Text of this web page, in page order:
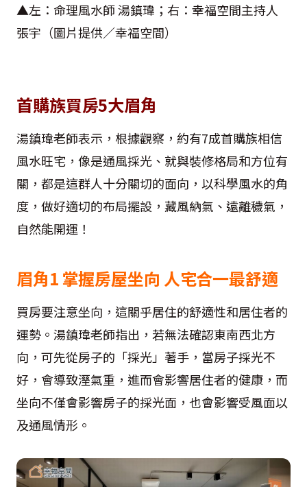
▲左：命理風水師 湯鎮瑋；右：幸福空間主持人
張宇（圖片提供／幸福空間）
首購族買房5大眉角
湯鎮瑋老師表示，根據觀察，約有7成首購族相信
風水旺宅，像是通風採光、就與裝修格局和方位有
關，都是這群人十分關切的面向，以科學風水的角
度，做好適切的布局擺設，藏風納氣、遠離穢氣，
自然能開運！
眉角1 掌握房屋坐向 人宅合一最舒適
買房要注意坐向，這關乎居住的舒適性和居住者的
運勢。湯鎮瑋老師指出，若無法確認東南西北方
向，可先從房子的「採光」著手，當房子採光不
好，會導致溼氣重，進而會影響居住者的健康，而
坐向不僅會影響房子的採光面，也會影響受風面以
及通風情形。